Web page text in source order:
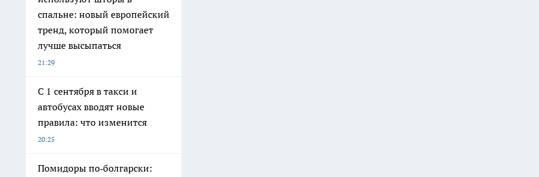
спальне: новый европейский
тренд, который помогает
лучше высыпаться
21:29
С 1 сентября в такси и
автобусах вводят новые
правила: что изменится
20:25
Помидоры по‑болгарски: